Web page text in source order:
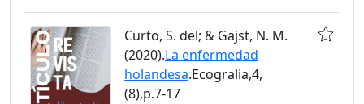
Curto, S. del; & Gajst, N. M.
(2020).La enfermedad
holandesa.Ecogralia,4,
(8),p.7-17